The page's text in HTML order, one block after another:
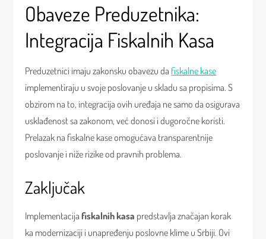
Obaveze Preduzetnika:
Integracija Fiskalnih Kasa
Preduzetnici imaju zakonsku obavezu da fiskalne kase
implementiraju u svoje poslovanje u skladu sa propisima. S
obzirom na to, integracija ovih uređaja ne samo da osigurava
usklađenost sa zakonom, već donosi i dugoročne koristi.
Prelazak na fiskalne kase omogućava transparentnije
poslovanje i niže rizike od pravnih problema.
Zaključak
Implementacijafiskalnih kasa predstavlja značajan korak
ka modernizaciji i unapređenju poslovne klime u Srbiji. Ovi